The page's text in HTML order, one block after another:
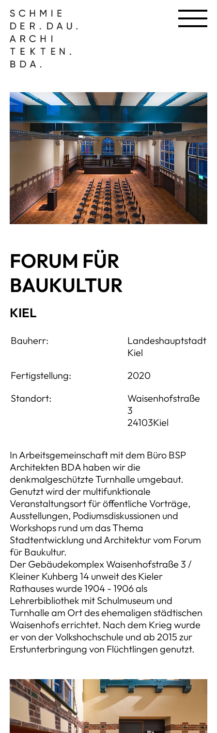
FORUM FÜR
BAUKULTUR
KIEL
Bauherr:
Landeshauptstadt
Kiel
Fertigstellung:
2020
Standort:
Waisenhofstraße
3
24103Kiel
In Arbeitsgemeinschaft mit dem Büro BSP
Architekten BDA haben wir die
denkmalgeschützte Turnhalle umgebaut.
Genutzt wird der multifunktionale
Veranstaltungsort für öffentliche Vorträge,
Ausstellungen, Podiumsdiskussionen und
Workshops rund um das Thema
Stadtentwicklung und Architektur vom Forum
für Baukultur.
Der Gebäudekomplex Waisenhofstraße 3 /
Kleiner Kuhberg 14 unweit des Kieler
Rathauses wurde 1904 - 1906 als
Lehrerbibliothek mit Schulmuseum und
Turnhalle am Ort des ehemaligen städtischen
Waisenhofs errichtet. Nach dem Krieg wurde
er von der Volkshochschule und ab 2015 zur
Erstunterbringung von Flüchtlingen genutzt.